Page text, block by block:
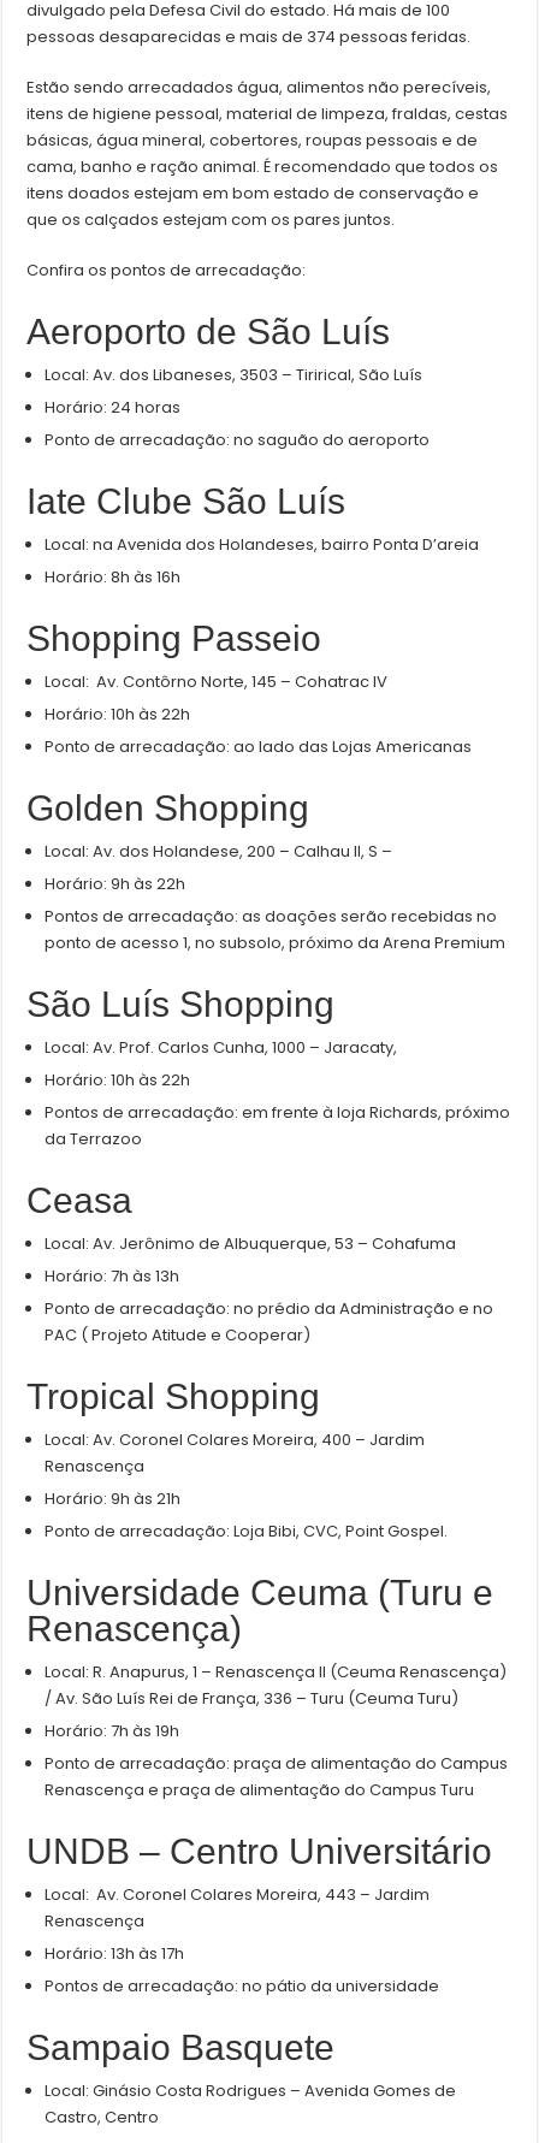
divulgado pela Defesa Civil do estado. Há mais de 100
pessoas desaparecidas e mais de 374 pessoas feridas.
Estão sendo arrecadados água, alimentos não perecíveis,
itens de higiene pessoal, material de limpeza, fraldas, cestas
básicas, água mineral, cobertores, roupas pessoais e de
cama, banho e ração animal. É recomendado que todos os
itens doados estejam em bom estado de conservação e
que os calçados estejam com os pares juntos.
Confira os pontos de arrecadação:
Aeroporto de São Luís
Local: Av. dos Libaneses, 3503 – Tirirical, São Luís
Horário: 24 horas
Ponto de arrecadação: no saguão do aeroporto
Iate Clube São Luís
Local: na Avenida dos Holandeses, bairro Ponta D’areia
Horário: 8h às 16h
Shopping Passeio
Local: Av. Contôrno Norte, 145 – Cohatrac IV
Horário: 10h às 22h
Ponto de arrecadação: ao lado das Lojas Americanas
Golden Shopping
Local: Av. dos Holandese, 200 – Calhau II, S –
Horário: 9h às 22h
Pontos de arrecadação: as doações serão recebidas no
ponto de acesso 1, no subsolo, próximo da Arena Premium
São Luís Shopping
Local: Av. Prof. Carlos Cunha, 1000 – Jaracaty,
Horário: 10h às 22h
Pontos de arrecadação: em frente à loja Richards, próximo
da Terrazoo
Ceasa
Local: Av. Jerônimo de Albuquerque, 53 – Cohafuma
Horário: 7h às 13h
Ponto de arrecadação: no prédio da Administração e no
PAC ( Projeto Atitude e Cooperar)
Tropical Shopping
Local: Av. Coronel Colares Moreira, 400 – Jardim
Renascença
Horário: 9h às 21h
Ponto de arrecadação: Loja Bibi, CVC, Point Gospel.
Universidade Ceuma (Turu e
Renascença)
Local: R. Anapurus, 1 – Renascença II (Ceuma Renascença)
/ Av. São Luís Rei de França, 336 – Turu (Ceuma Turu)
Horário: 7h às 19h
Ponto de arrecadação: praça de alimentação do Campus
Renascença e praça de alimentação do Campus Turu
UNDB – Centro Universitário
Local: Av. Coronel Colares Moreira, 443 – Jardim
Renascença
Horário: 13h às 17h
Pontos de arrecadação: no pátio da universidade
Sampaio Basquete
Local: Ginásio Costa Rodrigues – Avenida Gomes de
Castro, Centro